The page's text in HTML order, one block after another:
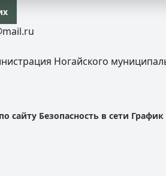
Ногайского
сайту Безопасность в сети